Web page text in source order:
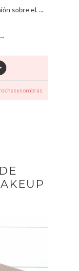
sobre el. ...